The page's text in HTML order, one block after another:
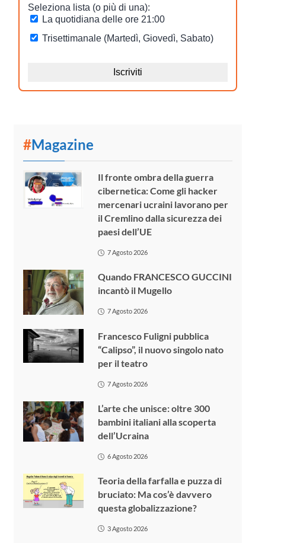
#Magazine
Il fronte ombra della guerra
cibernetica: Come gli hacker
mercenari ucraini lavorano per
il Cremlino dalla sicurezza dei
paesi dell’UE
7 Agosto 2026
Quando FRANCESCO GUCCINI
incantò il Mugello
7 Agosto 2026
Francesco Fuligni pubblica
“Calipso”, il nuovo singolo nato
per il teatro
7 Agosto 2026
L’arte che unisce: oltre 300
bambini italiani alla scoperta
dell’Ucraina
6 Agosto 2026
Teoria della farfalla e puzza di
bruciato: Ma cos’è davvero
questa globalizzazione?
3 Agosto 2026